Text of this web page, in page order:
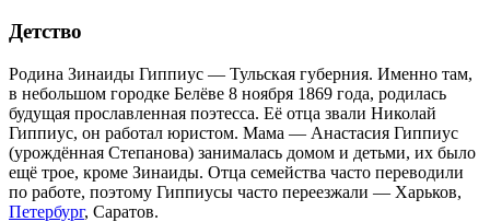
Детство
Родина Зинаиды Гиппиус — Тульская губерния. Именно там,
в небольшом городке Белёве 8 ноября 1869 года, родилась
будущая прославленная поэтесса. Её отца звали Николай
Гиппиус, он работал юристом. Мама — Анастасия Гиппиус
(урождённая Степанова) занималась домом и детьми, их было
ещё трое, кроме Зинаиды. Отца семейства часто переводили
по работе, поэтому Гиппиусы часто переезжали — Харьков,
Петербург, Саратов.